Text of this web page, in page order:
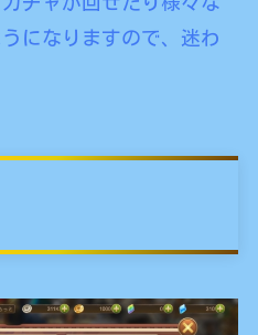
になりますので、迷わ